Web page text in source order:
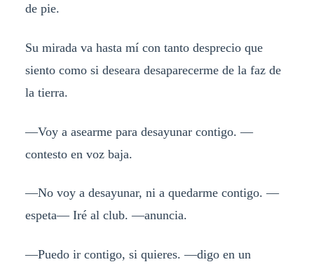
de pie.
Su mirada va hasta mí con tanto desprecio que
siento como si deseara desaparecerme de la faz de
la tierra.
—Voy a asearme para desayunar contigo. —
contesto en voz baja.
—No voy a desayunar, ni a quedarme contigo. —
espeta— Iré al club. —anuncia.
—Puedo ir contigo, si quieres. —digo en un